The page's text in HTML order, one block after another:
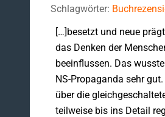
Schlagwörter:
[…]besetzt und neue
das Denken der
beeinflussen. Das
NS-Propaganda sehr
über die
teilweise bis ins Detail